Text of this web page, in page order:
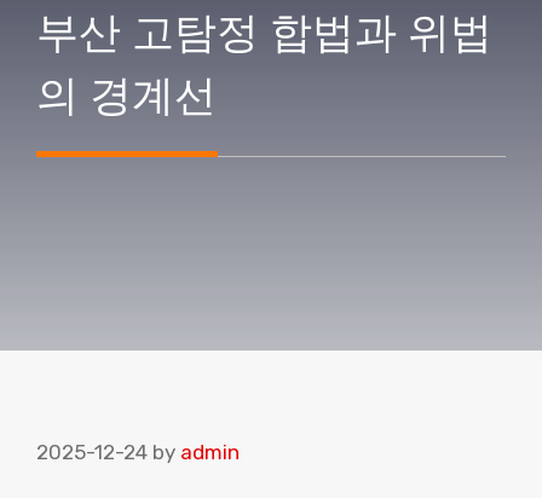
부산 고탐정 합법과 위법
의 경계선
2025-12-24 by admin